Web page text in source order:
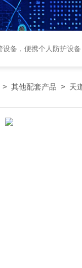
设备，便携个人防护设
其他配套产品 > 天